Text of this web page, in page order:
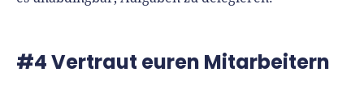
#4 Vertraut euren Mitarbeitern